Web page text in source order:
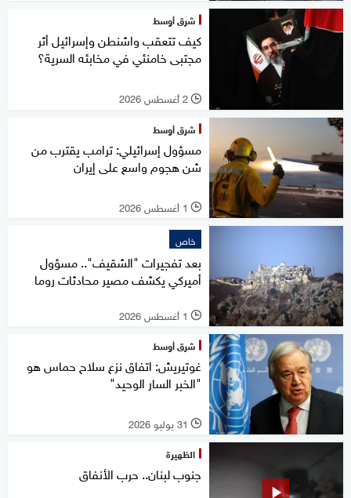
شرق أوسط
كيف تتعقب واشنطن وإسرائيل أثر
مجتبى خامنئي في مخابئه السرية؟
l 2 أغسطس 2026
شرق أوسط
مسؤول إسرائيلي: ترامب يقترب من
شن هجوم واسع على إيران
l 1 أغسطس 2026
خاص
بعد تفجيرات "الشقيف".. مسؤول
أميركي يكشف مصير محادثات روما
l 1 أغسطس 2026
شرق أوسط
غوتيريش: اتفاق نزع سلاح حماس هو
"الخبر السار الوحيد"
l 31 يوليو 2026
الظهيرة
جنوب لبنان.. حرب الأنفاق